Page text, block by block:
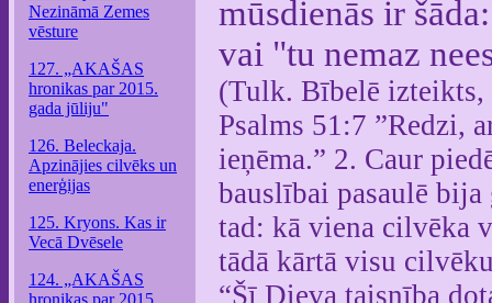
Nezināmā Zemes
vēsture
127. „AKAŠAS
hronikas par 2015.
gada jūliju"
126. Beleckaja.
Apzinājies cilvēks un
enerģijas
125. Kryons. Kas ir
Vecā Dvēsele
124. „AKAŠAS
hronikas par 2015.
mūsdienās ir
vai "tu nemaz
(Tulk. Bībelē izteikts,
Psalms 51:7 ”Redzi,
ieņēma.” 2. Caur
bauslībai pasaulē
tad: kā viena cilvēka
tādā kārtā visu
“Šī Dieva taisnība